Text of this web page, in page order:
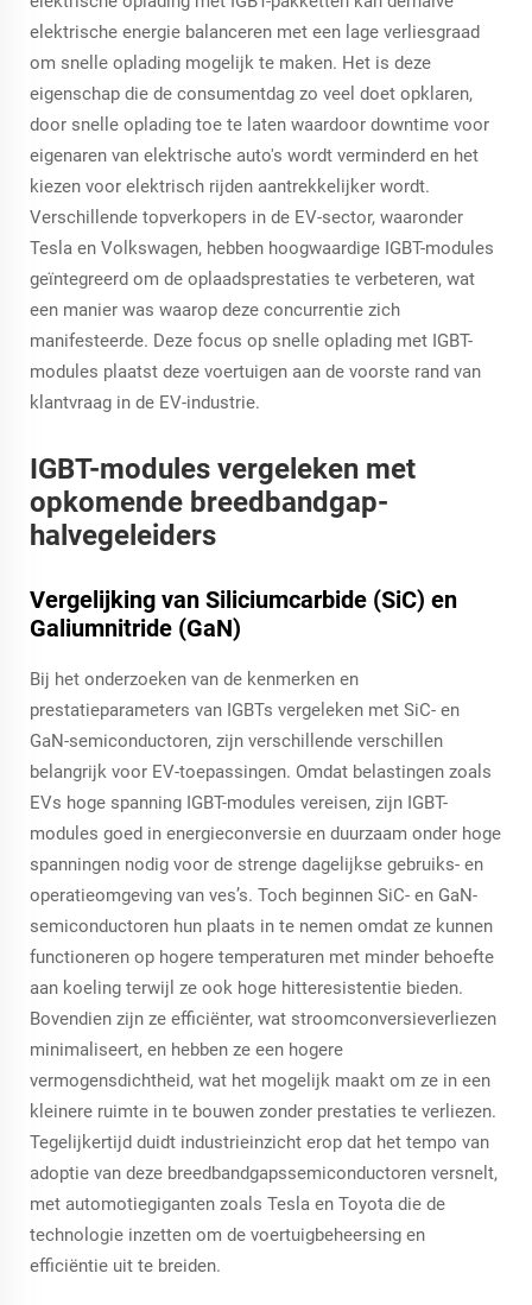
elektrische energie balanceren met een lage verliesgraad
om snelle oplading mogelijk te maken. Het is deze
eigenschap die de consumentdag zo veel doet opklaren,
door snelle oplading toe te laten waardoor downtime voor
eigenaren van elektrische auto's wordt verminderd en het
kiezen voor elektrisch rijden aantrekkelijker wordt.
Verschillende topverkopers in de EV-sector, waaronder
Tesla en Volkswagen, hebben hoogwaardige IGBT-modules
geïntegreerd om de oplaadsprestaties te verbeteren, wat
een manier was waarop deze concurrentie zich
manifesteerde. Deze focus op snelle oplading met IGBT-
modules plaatst deze voertuigen aan de voorste rand van
klantvraag in de EV-industrie.
IGBT-modules vergeleken met
opkomende breedbandgap-
halvegeleiders
Vergelijking van Siliciumcarbide (SiC) en
Galiumnitride (GaN)
Bij het onderzoeken van de kenmerken en
prestatieparameters van IGBTs vergeleken met SiC- en
GaN-semiconductoren, zijn verschillende verschillen
belangrijk voor EV-toepassingen. Omdat belastingen zoals
EVs hoge spanning IGBT-modules vereisen, zijn IGBT-
modules goed in energieconversie en duurzaam onder hoge
spanningen nodig voor de strenge dagelijkse gebruiks- en
operatieomgeving van ves’s. Toch beginnen SiC- en GaN-
semiconductoren hun plaats in te nemen omdat ze kunnen
functioneren op hogere temperaturen met minder behoefte
aan koeling terwijl ze ook hoge hitteresistentie bieden.
Bovendien zijn ze efficiënter, wat stroomconversieverliezen
minimaliseert, en hebben ze een hogere
vermogensdichtheid, wat het mogelijk maakt om ze in een
kleinere ruimte in te bouwen zonder prestaties te verliezen.
Tegelijkertijd duidt industrieinzicht erop dat het tempo van
adoptie van deze breedbandgapssemiconductoren versnelt,
met automotiegiganten zoals Tesla en Toyota die de
technologie inzetten om de voertuigbeheersing en
efficiëntie uit te breiden.